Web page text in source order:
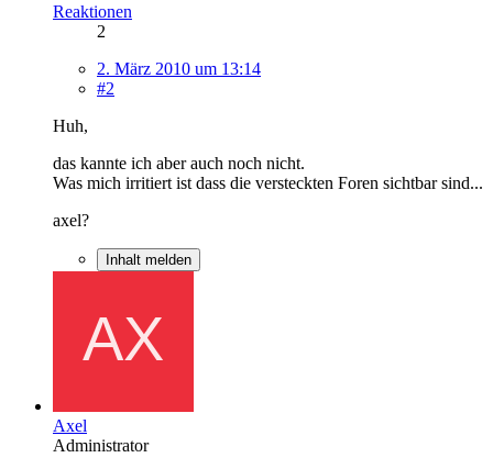
Reaktionen
2
2. März 2010 um 13:14
#2
Huh,
das kannte ich aber auch noch nicht.
Was mich irritiert ist dass die versteckten Foren sichtbar sind...
axel?
Inhalt melden
Axel
Administrator